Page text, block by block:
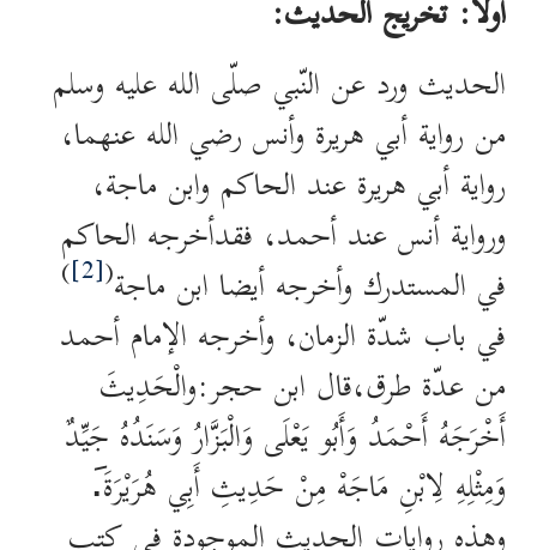
أولا: تخريج الحديث:
الحديث ورد عن النّبي صلّى الله عليه وسلم
من رواية أبي هريرة وأنس رضي الله عنهما،
رواية أبي هريرة عند الحاكم وابن ماجة،
ورواية أنس عند أحمد، فقدأخرجه الحاكم
في المستدرك وأخرجه أيضا ابن ماجة(
[2]
)
في باب شدّة الزمان، وأخرجه الإمام أحمد
من عدّة طرق،قال ابن حجر:والْحَدِيثَ
أَخْرَجَهُ أَحْمَدُ وَأَبُو يَعْلَى وَالْبَزَّارُ وَسَنَدُهُ جَيِّدٌ
وَمِثْلِهِ لِابْنِ مَاجَهْ مِنْ حَدِيثِ أَبِي هُرَيْرَةَ.َ